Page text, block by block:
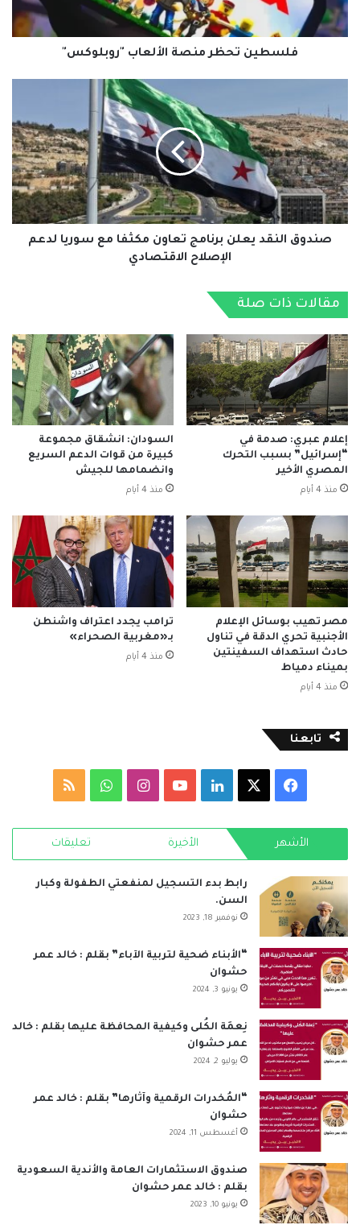
فلسطين تحظر منصة الألعاب "روبلوكس"
يعلن
برنامج
تعاون
مكثفا
مع
سوريا
لدعم
الإصلاحصندوق النقد يعلن برنامج تعاون مكثفا مع سوريا لدعم
الإصلاح الاقتصادي
مقالات ذات صلة
إعلام عبري: صدمة في
“إسرائيل” بسبب التحرك
المصري الأخير
منذ 4 أيام
السودان: انشقاق مجموعة
كبيرة من قوات الدعم السريع
وانضمامها للجيش
منذ 4 أيام
مصر تهيب بوسائل الإعلام
الأجنبية تحري الدقة في تناول
حادث استهداف السفينتين
بميناء دمياط
منذ 4 أيام
ترامب يجدد اعتراف واشنطن
بـ«مغربية الصحراء»
منذ 4 أيام
تابعنا
فيسبوك لينكدإن‫YouTubeانستقرامواتسابملخص
RSS الأشهر الأخيرة تعليقات
رابط بدء التسجيل لمنفعتي الطفولة وكبار
السن.
نوفمبر 18, 2023
“الأبناء ضحية لتربية الآباء” بقلم : خالد عمر
حشوان
يونيو 3, 2024
نِعمَة الكُلى وكيفية المحافظة عليها بقلم : خالد
عمر حشوان
يوليو 2, 2024
“المُخدرات الرقمية وآثارها” بقلم : خالد عمر
حشوان
أغسطس 11, 2024
صندوق الاستثمارات العامة والأندية السعودية
بقلم : خالد عمر حشوان
يونيو 10, 2023